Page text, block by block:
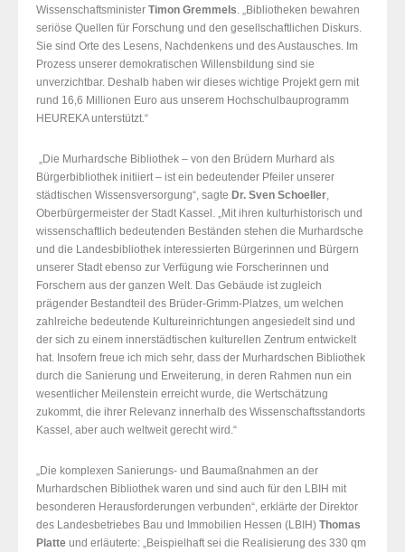
Wissenschaftsminister Timon Gremmels. „Bibliotheken bewahren
seriöse Quellen für Forschung und den gesellschaftlichen Diskurs.
Sie sind Orte des Lesens, Nachdenkens und des Austausches. Im
Prozess unserer demokratischen Willensbildung sind sie
unverzichtbar. Deshalb haben wir dieses wichtige Projekt gern mit
rund 16,6 Millionen Euro aus unserem Hochschulbauprogramm
HEUREKA unterstützt.“
„Die Murhardsche Bibliothek – von den Brüdern Murhard als
Bürgerbibliothek initiiert – ist ein bedeutender Pfeiler unserer
städtischen Wissensversorgung“, sagte Dr. Sven Schoeller,
Oberbürgermeister der Stadt Kassel. „Mit ihren kulturhistorisch und
wissenschaftlich bedeutenden Beständen stehen die Murhardsche
und die Landesbibliothek interessierten Bürgerinnen und Bürgern
unserer Stadt ebenso zur Verfügung wie Forscherinnen und
Forschern aus der ganzen Welt. Das Gebäude ist zugleich
prägender Bestandteil des Brüder-Grimm-Platzes, um welchen
zahlreiche bedeutende Kultureinrichtungen angesiedelt sind und
der sich zu einem innerstädtischen kulturellen Zentrum entwickelt
hat. Insofern freue ich mich sehr, dass der Murhardschen Bibliothek
durch die Sanierung und Erweiterung, in deren Rahmen nun ein
wesentlicher Meilenstein erreicht wurde, die Wertschätzung
zukommt, die ihrer Relevanz innerhalb des Wissenschaftsstandorts
Kassel, aber auch weltweit gerecht wird.“
„Die komplexen Sanierungs- und Baumaßnahmen an der
Murhardschen Bibliothek waren und sind auch für den LBIH mit
besonderen Herausforderungen verbunden“, erklärte der Direktor
des Landesbetriebes Bau und Immobilien Hessen (LBIH) Thomas
Platte und erläuterte: „Beispielhaft sei die Realisierung des 330 qm